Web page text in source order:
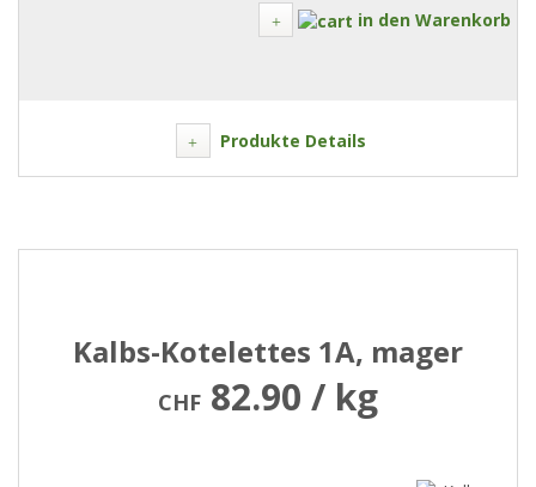
Produkte Details
in den Warenkorb
Kalbs-Kotelettes 1A, mager
CHF 82.90 / kg